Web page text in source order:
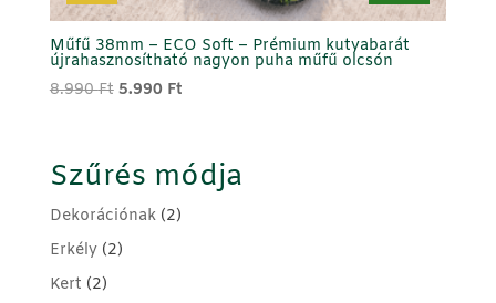
Műfű 38mm – ECO Soft – Prémium kutyabarát
újrahasznosítható nagyon puha műfű olcsón
8.990Ft Original
8.990 Ft.
5.990 FtCurrent
5.990 Ft.
Szűrés módja
Dekorációnak (2)
Erkély (2)
Kert (2)